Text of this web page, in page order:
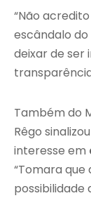
“Não
escândalo
deixar de ser
Também do
Rêgo
interesse em
“Tomara que
possibilidade